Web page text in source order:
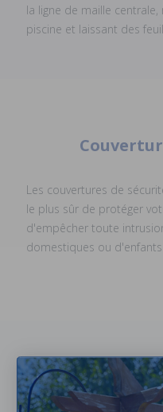
la ligne de maille
piscine et laissant des
Les couvertures de
le plus sûr de protéger
d'empêcher toute
domestiques ou
Filet
Gardez les feuilles et les